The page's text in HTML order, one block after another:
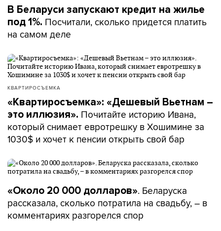
В Беларуси запускают кредит на жилье
под 1%. Посчитали, сколько придется платить
на самом деле
КВАРТИРОСЪЕМКА
«Квартиросъемка»: «Дешевый Вьетнам –
это иллюзия». Почитайте историю Ивана,
который снимает евротрешку в Хошимине за
1030$ и хочет к пенсии открыть свой бар
«Около 20 000 долларов». Беларуска
рассказала, сколько потратила на свадьбу, – в
комментариях разгорелся спор